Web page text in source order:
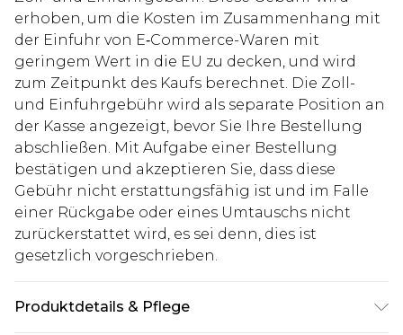
erhoben, um die Kosten im Zusammenhang mit
der Einfuhr von E‑Commerce-Waren mit
geringem Wert in die EU zu decken, und wird
zum Zeitpunkt des Kaufs berechnet. Die Zoll-
und Einfuhrgebühr wird als separate Position an
der Kasse angezeigt, bevor Sie Ihre Bestellung
abschließen. Mit Aufgabe einer Bestellung
bestätigen und akzeptieren Sie, dass diese
Gebühr nicht erstattungsfähig ist und im Falle
einer Rückgabe oder eines Umtauschs nicht
zurückerstattet wird, es sei denn, dies ist
gesetzlich vorgeschrieben.
Produktdetails & Pflege